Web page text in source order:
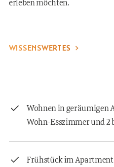
erleben möchten.
WISSENSWERTES
Wohnen in geräumigen
Wohn-Esszimmer und 2
Frühstück im